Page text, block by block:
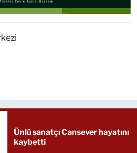
Ünlü sanatçı Cansever hayatını
kaybetti